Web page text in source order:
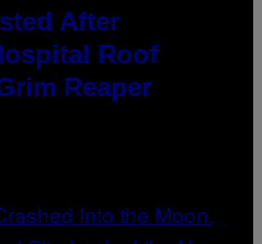
After
Roof
Reaper